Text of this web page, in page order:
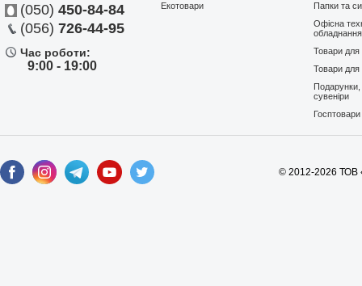
У вибране
(050) 450-84-84
(056) 726-44-95
Час роботи:
9:00 - 19:00
Екотовари
Папки та
Офісна
обладнання
Товари
Товари для
Подарунки,
сувеніри
© 2012-2026 ТОВ